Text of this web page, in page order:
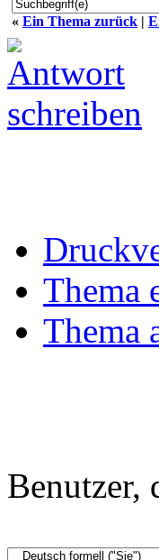
« Ein Thema zurück |
Thema
Thema
Benutzer,